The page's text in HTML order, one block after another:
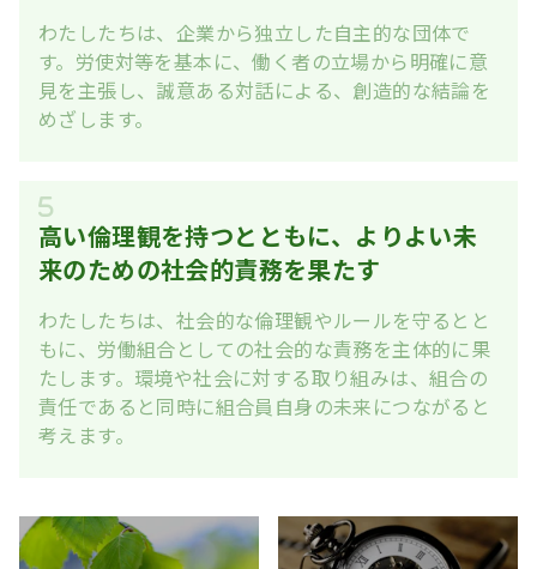
わたしたちは、企業から独立した自主的な団体で
す。労使対等を基本に、働く者の立場から明確に意
見を主張し、誠意ある対話による、創造的な結論を
めざします。
高い倫理観を持つとともに、よりよい未
来のための社会的責務を果たす
わたしたちは、社会的な倫理観やルールを守るとと
もに、労働組合としての社会的な責務を主体的に果
たします。環境や社会に対する取り組みは、組合の
責任であると同時に組合員自身の未来につながると
考えます。